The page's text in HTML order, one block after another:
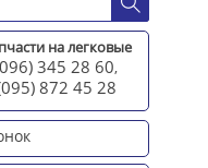
на легковые
345 28 60,
872 45 28